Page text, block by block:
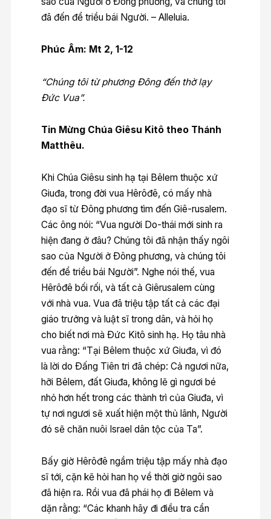
đã đến để triều bái Người. – Alleluia.
Phúc Âm: Mt 2, 1-12
“Chúng tôi từ phương Ðông đến thờ lạy
Ðức Vua”.
Tin Mừng Chúa Giêsu Kitô theo Thánh
Matthêu.
Khi Chúa Giêsu sinh hạ tại Bêlem thuộc xứ
Giuđa, trong đời vua Hêrôđê, có mấy nhà
đạo sĩ từ Ðông phương tìm đến Giê-rusalem.
Các ông nói: “Vua người Do-thái mới sinh ra
hiện đang ở đâu? Chúng tôi đã nhận thấy ngôi
sao của Người ở Ðông phương, và chúng tôi
đến để triều bái Người”. Nghe nói thế, vua
Hêrôđê bối rối, và tất cả Giêrusalem cùng
với nhà vua. Vua đã triệu tập tất cả các đại
giáo trưởng và luật sĩ trong dân, và hỏi họ
cho biết nơi mà Ðức Kitô sinh hạ. Họ tâu nhà
vua rằng: “Tại Bêlem thuộc xứ Giuđa, vì đó
là lời do Ðấng Tiên tri đã chép: Cả ngươi nữa,
hỡi Bêlem, đất Giuđa, không lẽ gì ngươi bé
nhỏ hơn hết trong các thành trì của Giuđa, vì
tự nơi ngươi sẽ xuất hiện một thủ lãnh, Người
đó sẽ chăn nuôi Israel dân tộc của Ta”.
Bấy giờ Hêrôđê ngầm triệu tập mấy nhà đạo
sĩ tới, cặn kẽ hỏi han họ về thời giờ ngôi sao
đã hiện ra. Rồi vua đã phái họ đi Bêlem và
dặn rằng: “Các khanh hãy đi điều tra cẩn